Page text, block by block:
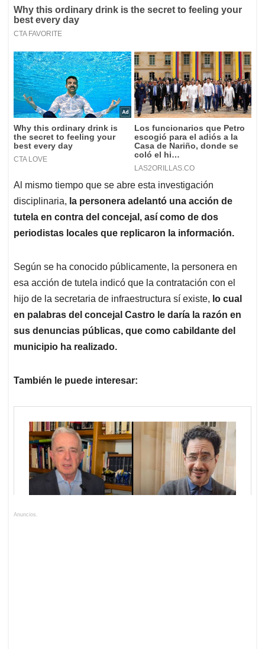
Al mismo tiempo que se abre esta investigación
disciplinaria, la personera adelantó una acción de
tutela en contra del concejal, así como de dos
periodistas locales que replicaron la información.
Según se ha conocido públicamente, la personera en
esa acción de tutela indicó que la contratación con el
hijo de la secretaria de infraestructura sí existe, lo cual
en palabras del concejal Castro le daría la razón en
sus denuncias públicas, que como cabildante del
municipio ha realizado.
También le puede interesar:
Anuncios.